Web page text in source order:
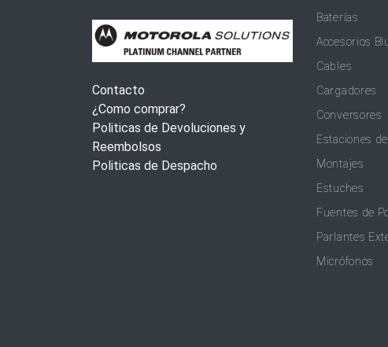
Contacto
¿Como comprar?
Politicas de Devoluciones y
Reembolsos
Politicas de Despacho
Baterías
Accesorios
Cables
Cargadores
Conversores
Estaciones
Montajes
Estuches
Fuentes de
Parlantes
Micrófonos